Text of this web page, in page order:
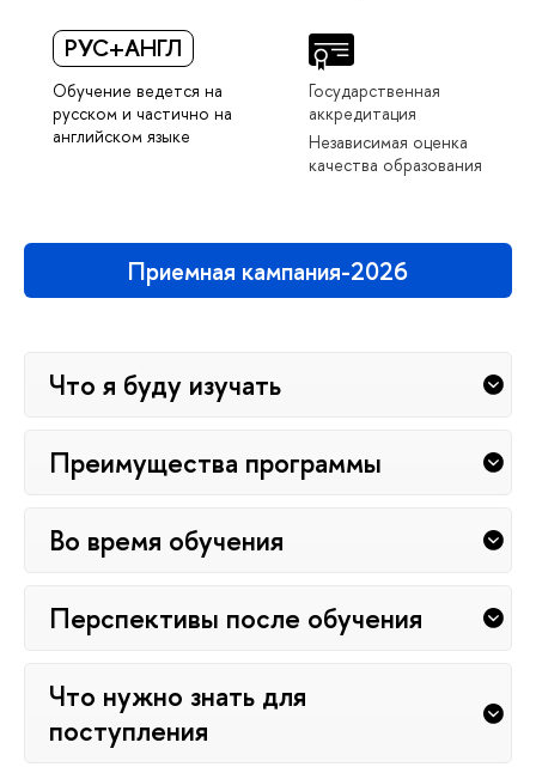
РУС+АНГЛ
Обучение ведется на
русском и частично на
английском языке
Государственная
аккредитация
Независимая оценка
качества образования
Приемная кампания-2026
Что я буду изучать
Преимущества программы
Во время обучения
Перспективы после обучения
Что нужно знать для
поступления